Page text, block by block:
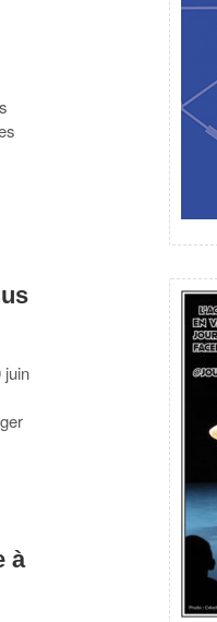
juin
à